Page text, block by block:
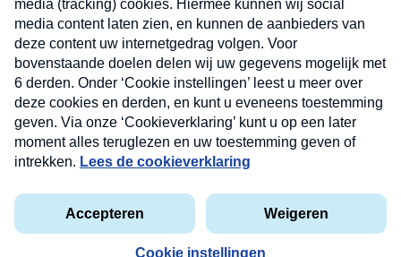
Privacyverklaring
Cookieverklaring
Kwetsbaarheid melden
Copyright © 2026 MAX Vandaag - Omroep MAX
Nieuwsbrief
Neem hier een gratis abonnement op onze
nieuwsbrief. Elke vrijdag- en dinsdagochtend in uw